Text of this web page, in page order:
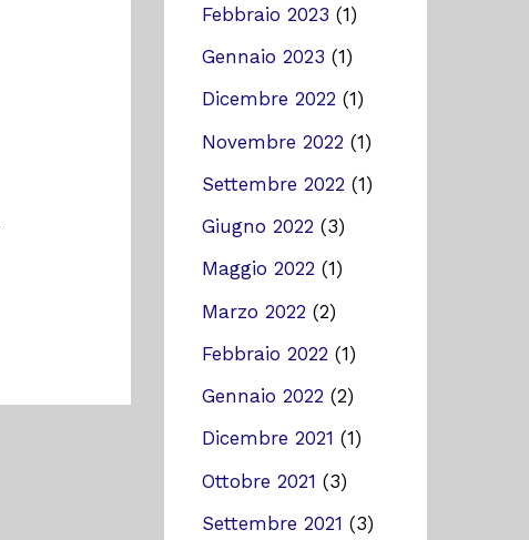
Febbraio 2023 (1)
Gennaio 2023 (1)
Dicembre 2022 (1)
Novembre 2022 (1)
Settembre 2022 (1)
Giugno 2022 (3)
Maggio 2022 (1)
Marzo 2022 (2)
Febbraio 2022 (1)
Gennaio 2022 (2)
Dicembre 2021 (1)
Ottobre 2021 (3)
Settembre 2021 (3)